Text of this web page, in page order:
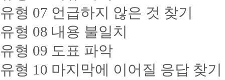
유형 07 언급하지 않은 것 찾기
유형 08 내용 불일치
유형 09 도표 파악
유형 10 마지막에 이어질 응답 찾